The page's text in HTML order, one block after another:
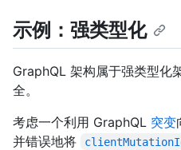
示例：强类型化
GraphQL 架构属于强类型化
全。
考虑一个利用 GraphQL 突变
并错误地将